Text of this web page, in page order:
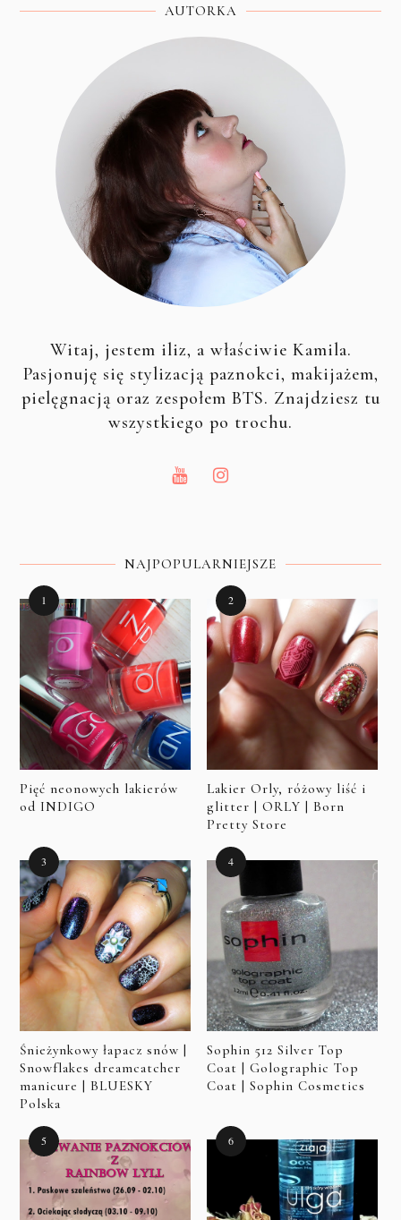
AUTORKA
Witaj, jestem iliz, a właściwie Kamila.
Pasjonuję się stylizacją paznokci, makijażem,
pielęgnacją oraz zespołem BTS. Znajdziesz tu
wszystkiego po trochu.
NAJPOPULARNIEJSZE
Pięć neonowych lakierów
od INDIGO
Lakier Orly, różowy liść i
glitter | ORLY | Born
Pretty Store
Śnieżynkowy łapacz snów |
Snowflakes dreamcatcher
manicure | BLUESKY
Polska
Sophin 512 Silver Top
Coat | Golographic Top
Coat | Sophin Cosmetics